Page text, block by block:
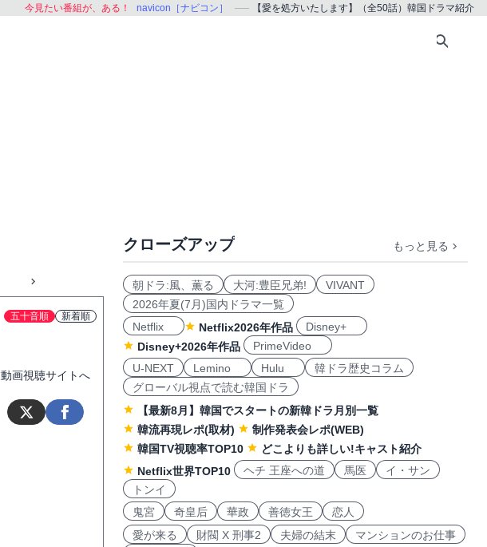
今見たい番組が、ある！ navicon［ナビコン］ 【愛を処方いたします】（全50話）韓国ドラマ紹介
五十音順 新着順
動画視聴サイトへ
クローズアップ もっと見る
朝ドラ:風、薫る 大河:豊臣兄弟!
VIVANT
2026年夏(7月)国内ドラマ一覧
Netflix
Netflix2026年作品
Disney+
Disney+2026年作品
PrimeVideo
U-NEXT
Lemino Hulu
韓ドラ歴史コラム
グローバル視点で読む韓国ドラ
【最新8月】韓国でスタートの新韓ドラ月別一覧
韓流再現レポ(取材)
制作発表会レポ(WEB)
韓国TV視聴率TOP10
どこよりも詳しい!キャスト紹介
Netflix世界TOP10
ヘチ 王座への道 馬医
イ・サン
トンイ
鬼宮
奇皇后 華政 善徳女王
恋人
愛が来る
財閥 X 刑事2 夫婦の結末
マンションのお仕事